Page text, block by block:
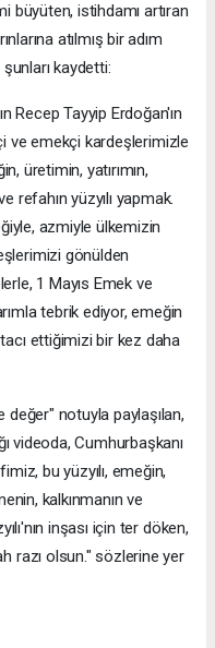
büyüten, istihdamı artıran
atılmış bir adım
kaydetti:
Recep Tayyip Erdoğan'ın
ve emekçi kardeşlerimizle
üretimin, yatırımın,
refahın yüzyılı yapmak.
azmiyle ülkemizin
gönülden
1 Mayıs Emek ve
tebrik ediyor, emeğin
ettiğimizi bir kez daha
değer" notuyla paylaşılan,
videoda, Cumhurbaşkanı
bu yüzyılı, emeğin,
kalkınmanın ve
inşası için ter döken,
razı olsun." sözlerine yer